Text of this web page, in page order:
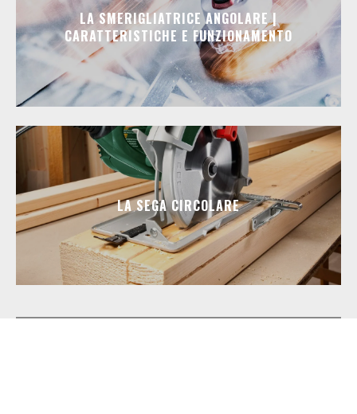
LA SMERIGLIATRICE ANGOLARE |
CARATTERISTICHE E FUNZIONAMENTO
LA SEGA CIRCOLARE